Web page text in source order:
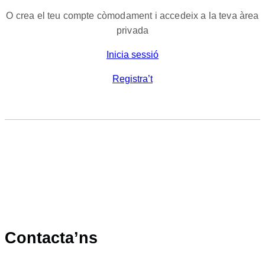
O crea el teu compte còmodament i accedeix a la teva àrea
privada
Inicia sessió
Registra’t
Contacta’ns